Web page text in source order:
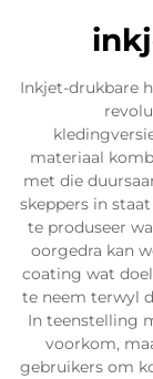
Inkjet-drukbare
materiaal
met die
skeppers in
te produseer
oorgedra kan
coating wat
te neem terwyl
In teenstelling
voorkom,
gebruikers om